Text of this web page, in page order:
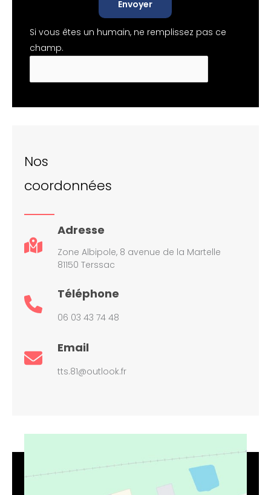
Envoyer
Si vous êtes un humain, ne remplissez pas ce
champ.
Nos
coordonnées
Adresse
Zone Albipole, 8 avenue de la Martelle
81150 Terssac
Téléphone
06 03 43 74 48
Email
tts.81@outlook.fr